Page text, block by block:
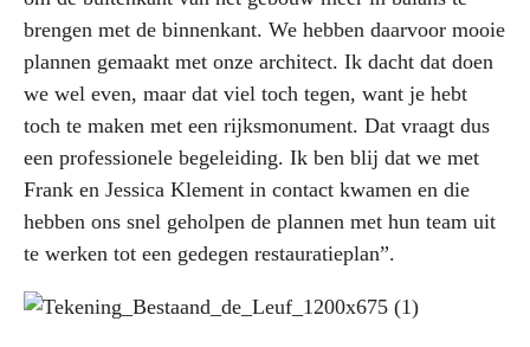
brengen met de binnenkant. We hebben daarvoor mooie
plannen gemaakt met onze architect. Ik dacht dat doen
we wel even, maar dat viel toch tegen, want je hebt
toch te maken met een rijksmonument. Dat vraagt dus
een professionele begeleiding. Ik ben blij dat we met
Frank en Jessica Klement in contact kwamen en die
hebben ons snel geholpen de plannen met hun team uit
te werken tot een gedegen restauratieplan”.